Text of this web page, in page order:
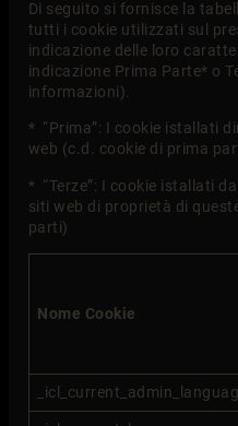
Di seguito si fornisce la
tutti i cookie utilizzati sul
indicazione delle loro
indicazione Prima Parte* o
informazioni).
* “Prima”: I cookie istallati
web (c.d. cookie di prima
* “Terze”: I cookie istallati
siti web di proprietà di
parti)
Nome Cookie